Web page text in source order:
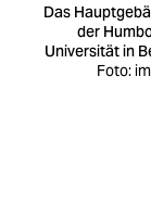
Das
der
Universität in
Foto: